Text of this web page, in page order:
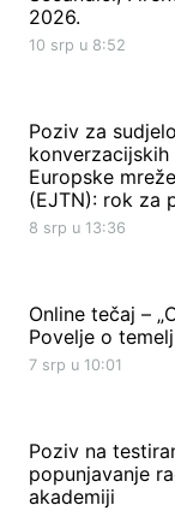
2026.
10 srp u 8:52
Poziv za
Europske
(EJTN): rok za
8 srp u 13:36
Online tečaj –
Povelje o
7 srp u 10:01
Poziv na
popunjavanje
akademiji